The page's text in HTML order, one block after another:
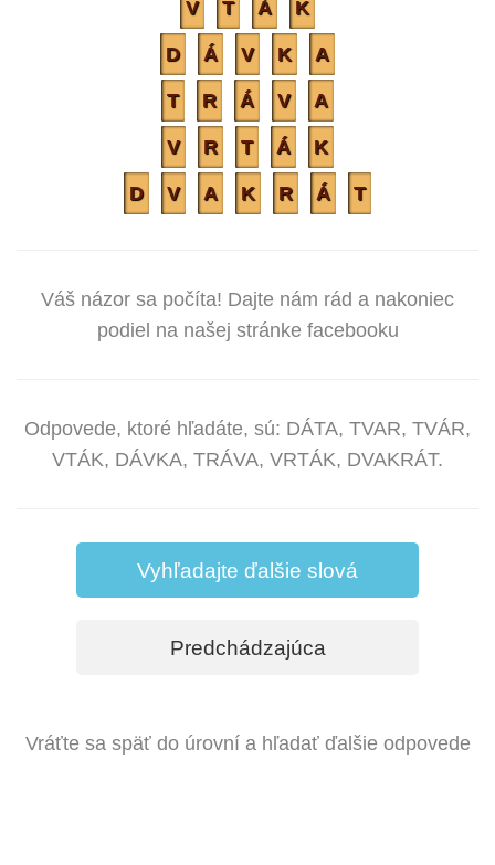
V T Á K
D Á V K A
T R Á V A
V R T Á K
D V A K R Á T
Váš názor sa počíta! Dajte nám rád a nakoniec
podiel na našej stránke facebooku
Odpovede, ktoré hľadáte, sú: DÁTA, TVAR, TVÁR,
VTÁK, DÁVKA, TRÁVA, VRTÁK, DVAKRÁT.
Vyhľadajte ďalšie slová
Predchádzajúca
Vráťte sa späť do úrovní a hľadať ďalšie odpovede